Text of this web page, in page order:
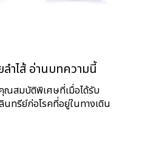
ำไส้ อ่านบทความนี้
ณสมบัติพิเศษที่เมื่อได้รับ
นทรีย์ก่อโรคที่อยู่ในทางเดิน